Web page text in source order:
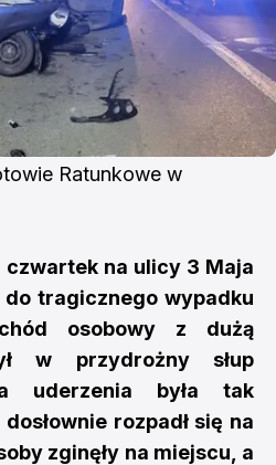
Ratunkowe w
na ulicy 3 Maja
do tragicznego wypadku
osobowy z dużą
w przydrożny słup
uderzenia była tak
rozpadł się na
zginęły na miejscu, a